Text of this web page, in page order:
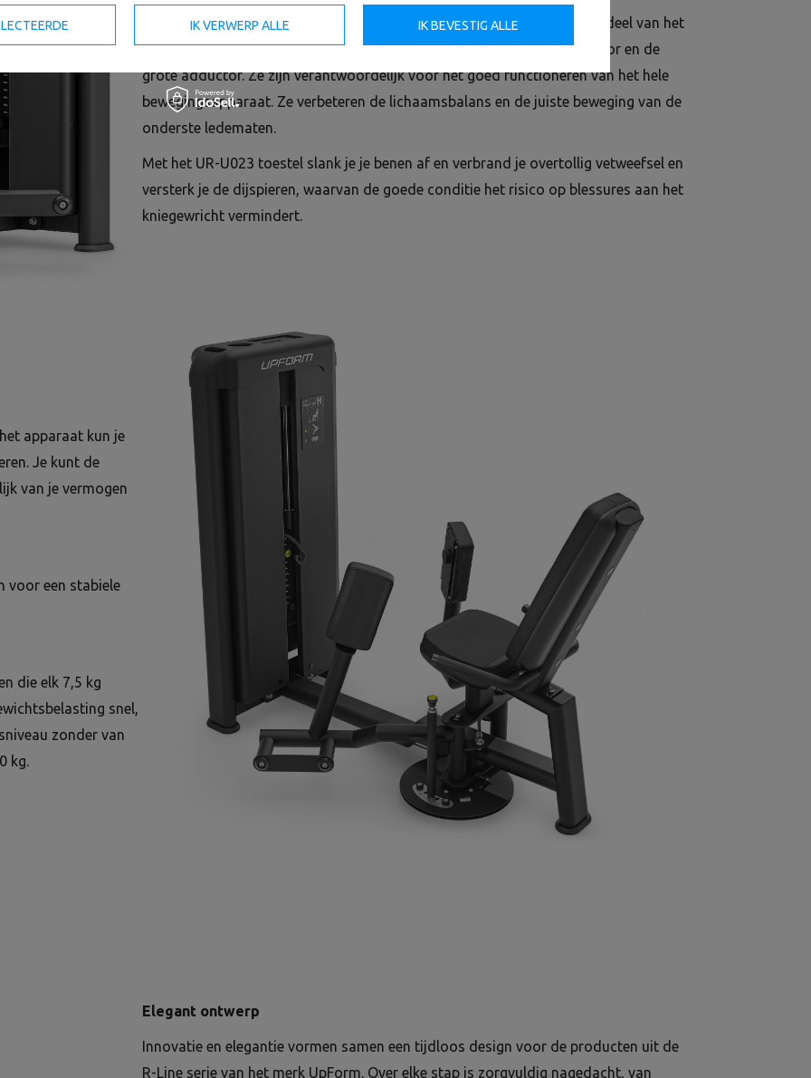
De adductoren van het dijbeen bestaan uit vijf spieren in het middelste deel van het
dijbeen: de kamspier, de m. gracilis, de lange adductor, de korte adductor en de
grote adductor. Ze zijn verantwoordelijk voor het goed functioneren van het hele
bewegingsapparaat. Ze verbeteren de lichaamsbalans en de juiste beweging van de
onderste ledematen.
Met het UR-U023 toestel slank je je benen af en verbrand je overtollig vetweefsel en
versterk je de dijspieren, waarvan de goede conditie het risico op blessures aan het
kniegewricht vermindert.
apparaat kun je
Je kunt de
van je vermogen
voor een stabiele
die elk 7,5 kg
snel,
zonder van
kg.
Elegant ontwerp
Innovatie en elegantie vormen samen een tijdloos design voor de producten uit de
R-Line serie van het merk UpForm. Over elke stap is zorgvuldig nagedacht, van
IK VERWERP ALLE IK BEVESTIG ALLE